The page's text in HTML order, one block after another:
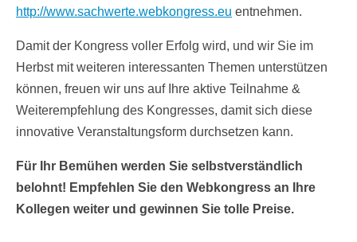
http://www.sachwerte.webkongress.eu entnehmen.
Damit der Kongress voller Erfolg wird, und wir Sie im
Herbst mit weiteren interessanten Themen unterstützen
können, freuen wir uns auf Ihre aktive Teilnahme &
Weiterempfehlung des Kongresses, damit sich diese
innovative Veranstaltungsform durchsetzen kann.
Für Ihr Bemühen werden Sie selbstverständlich
belohnt! Empfehlen Sie den Webkongress an Ihre
Kollegen weiter und gewinnen Sie tolle Preise.